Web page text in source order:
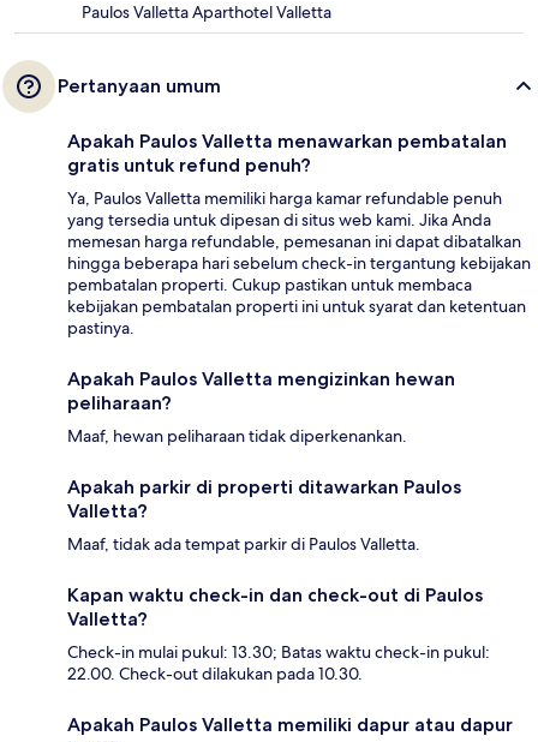
Paulos Valletta Aparthotel Valletta
Pertanyaan umum
Apakah Paulos Valletta menawarkan pembatalan
gratis untuk refund penuh?
Ya, Paulos Valletta memiliki harga kamar refundable penuh
yang tersedia untuk dipesan di situs web kami. Jika Anda
memesan harga refundable, pemesanan ini dapat dibatalkan
hingga beberapa hari sebelum check-in tergantung kebijakan
pembatalan properti. Cukup pastikan untuk membaca
kebijakan pembatalan properti ini untuk syarat dan ketentuan
pastinya.
Apakah Paulos Valletta mengizinkan hewan
peliharaan?
Maaf, hewan peliharaan tidak diperkenankan.
Apakah parkir di properti ditawarkan Paulos
Valletta?
Maaf, tidak ada tempat parkir di Paulos Valletta.
Kapan waktu check-in dan check-out di Paulos
Valletta?
Check-in mulai pukul: 13.30; Batas waktu check-in pukul:
22.00. Check-out dilakukan pada 10.30.
Apakah Paulos Valletta memiliki dapur atau dapur